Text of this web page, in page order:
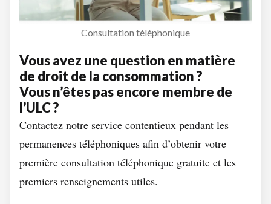
Consultation téléphonique
Vous avez une question en matière
de droit de la consommation ?
Vous n’êtes pas encore membre de
l’ULC ?
Contactez notre service contentieux pendant les
permanences téléphoniques afin d’obtenir votre
première consultation téléphonique gratuite et les
premiers renseignements utiles.